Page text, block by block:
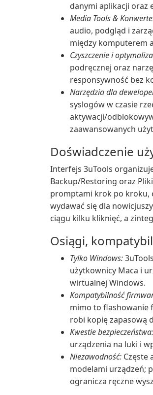
danymi aplikacji oraz
Media Tools &
audio, podgląd i
między komputerem
Czyszczenie i
podręcznej oraz
responsywność bez
Narzędzia dla
syslogów w czasie
aktywacji/
zaawansowanych
Doświadczenie
Interfejs 3uTools
Backup/Restoring oraz
promptami krok po kroku,
wydawać się dla
ciągu kilku kliknięć, a
Osiągi,
Tylko Windows:
użytkownicy Maca i
wirtualnej Windows.
Kompatybilność
mimo to flashowanie
robi kopię zapasową
Kwestie bezpieczeństwa:
urządzenia na luki i
Niezawodność: Częste
modelami urządzeń;
ogranicza ręczne